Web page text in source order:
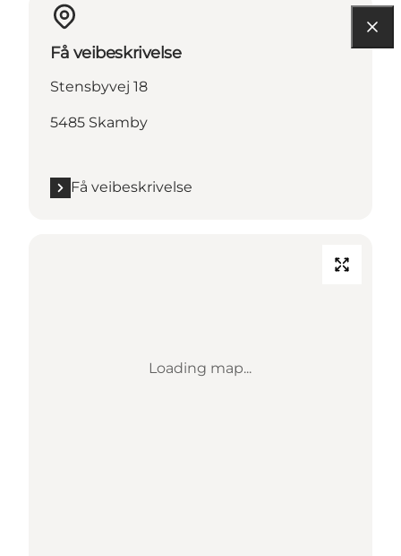
Få veibeskrivelse
Stensbyvej 18
5485 Skamby
Få veibeskrivelse
Loading map...